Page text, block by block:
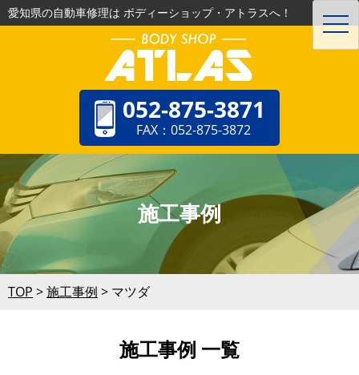
愛知県の自動車修理は ボディーショップ・アトラスへ！
052-875-3871
FAX：052-875-3872
施工事例
TOP >施工事例 > マツダ
施工事例 一覧